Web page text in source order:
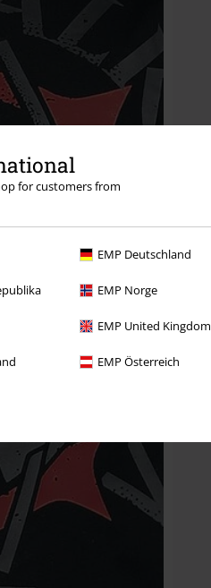
for customers from
EMP Deutschland
EMP Norge
EMP United Kingdom
EMP Österreich